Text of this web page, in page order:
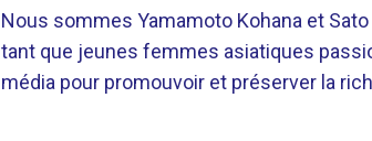
Nous sommes Yamamoto Kohana et
tant que jeunes femmes asiatiques
média pour promouvoir et préserver la